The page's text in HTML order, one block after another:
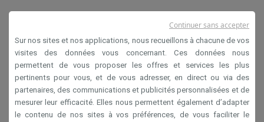
Conditions générales de vente
Privacy
Disclaimer
Sur nos sites et nos applications, nous recueillons à chacune de vos
visites des données vous concernant. Ces données nous
permettent de vous proposer les offres et services les plus
pertinents pour vous, et de vous adresser, en direct ou via des
partenaires, des communications et publicités personnalisées et de
mesurer leur efficacité. Elles nous permettent également d’adapter
le contenu de nos sites à vos préférences, de vous faciliter le
Continuer sans accepter